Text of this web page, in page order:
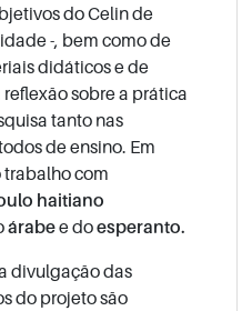
do Celin de
-, bem como de
didáticos e de
sobre a prática
tanto nas
de ensino. Em
com
haitiano
árabee doesperanto.
divulgação das
do projeto são